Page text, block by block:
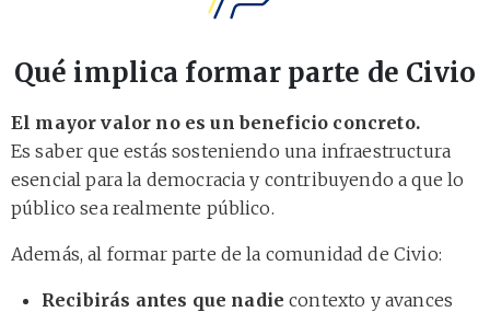
Qué implica formar parte de Civio
El mayor valor no es un beneficio concreto.
Es saber que estás sosteniendo una infraestructura
esencial para la democracia y contribuyendo a que lo
público sea realmente público.
Además, al formar parte de la comunidad de Civio:
Recibirás antes que nadie contexto y avances